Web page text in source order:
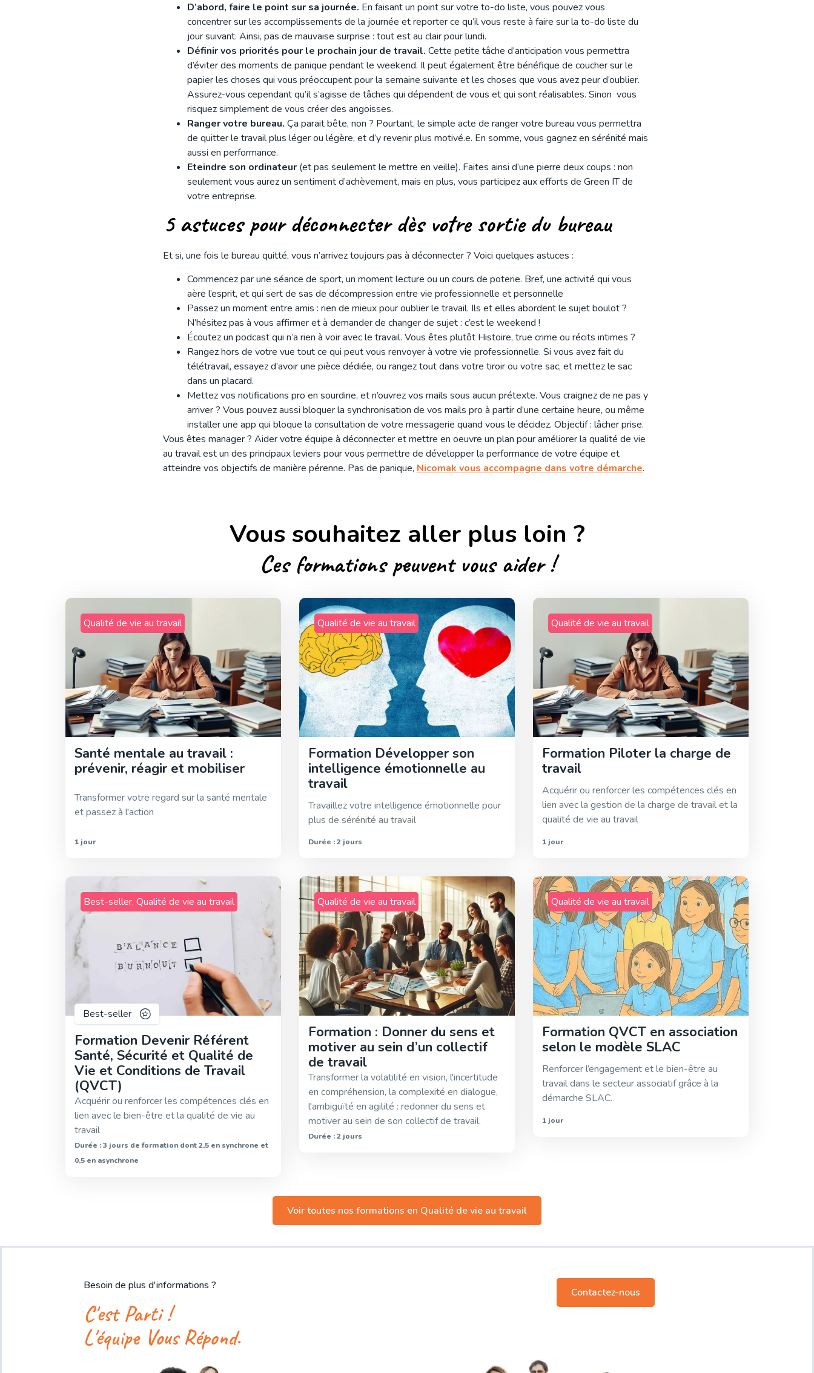
D’abord, faire le point sur sa journée. En faisant un point sur votre to-do liste, vous pouvez vous
concentrer sur les accomplissements de la journée et reporter ce qu’il vous reste à faire sur la to-do liste du
jour suivant. Ainsi, pas de mauvaise surprise : tout est au clair pour lundi.
Définir vos priorités pour le prochain jour de travail. Cette petite tâche d’anticipation vous permettra
d’éviter des moments de panique pendant le weekend. Il peut également être bénéfique de coucher sur le
papier les choses qui vous préoccupent pour la semaine suivante et les choses que vous avez peur d’oublier.
Assurez-vous cependant qu’il s’agisse de tâches qui dépendent de vous et qui sont réalisables. Sinon vous
risquez simplement de vous créer des angoisses.
Ranger votre bureau. Ça parait bête, non ? Pourtant, le simple acte de ranger votre bureau vous permettra
de quitter le travail plus léger ou légère, et d’y revenir plus motivé.e. En somme, vous gagnez en sérénité mais
aussi en performance.
Eteindre son ordinateur(et pas seulement le mettre en veille). Faites ainsi d’une pierre deux coups : non
seulement vous aurez un sentiment d’achèvement, mais en plus, vous participez aux efforts de Green IT de
votre entreprise.
5 astuces pour déconnecter dès votre sortie du bureau
Et si, une fois le bureau quitté, vous n’arrivez toujours pas à déconnecter ? Voici quelques astuces :
Commencez par une séance de sport, un moment lecture ou un cours de poterie. Bref, une activité qui vous
aère l’esprit, et qui sert de sas de décompression entre vie professionnelle et personnelle
Passez un moment entre amis : rien de mieux pour oublier le travail. Ils et elles abordent le sujet boulot ?
N’hésitez pas à vous affirmer et à demander de changer de sujet : c’est le weekend !
Écoutez un podcast qui n’a rien à voir avec le travail. Vous êtes plutôt Histoire, true crime ou récits intimes ?
Rangez hors de votre vue tout ce qui peut vous renvoyer à votre vie professionnelle. Si vous avez fait du
télétravail, essayez d’avoir une pièce dédiée, ou rangez tout dans votre tiroir ou votre sac, et mettez le sac
dans un placard.
Mettez vos notifications pro en sourdine, et n’ouvrez vos mails sous aucun prétexte. Vous craignez de ne pas y
arriver ? Vous pouvez aussi bloquer la synchronisation de vos mails pro à partir d’une certaine heure, ou même
installer une app qui bloque la consultation de votre messagerie quand vous le décidez. Objectif : lâcher prise.
Vous êtes manager ? Aider votre équipe à déconnecter et mettre en oeuvre un plan pour améliorer la qualité de vie
au travail est un des principaux leviers pour vous permettre de développer la performance de votre équipe et
atteindre vos objectifs de manière pérenne. Pas de panique, Nicomak vous accompagne dans votre démarche.
Vous souhaitez aller plus loin ?
Ces formations peuvent vous aider !
Qualité de vie au travail
Santé mentale au travail :
prévenir, réagir et mobiliser
Transformer votre regard sur la santé mentale
et passez à l'action
1 jour
Qualité de vie au travail
Formation Développer son
intelligence émotionnelle au
travail
Travaillez votre intelligence émotionnelle pour
plus de sérénité au travail
Durée : 2 jours
Qualité de vie au travail
Formation Piloter la charge de
travail
Acquérir ou renforcer les compétences clés en
lien avec la gestion de la charge de travail et la
qualité de vie au travail
1 jour
Best-seller, Qualité de vie au travail
Best-seller
Formation Devenir Référent
Santé, Sécurité et Qualité de
Vie et Conditions de Travail
(QVCT)
Acquérir ou renforcer les compétences clés en
lien avec le bien-être et la qualité de vie au
travail
Durée : 3 jours de formation dont 2,5 en synchrone et
0,5 en asynchrone
Qualité de vie au travail
Formation : Donner du sens et
motiver au sein d’un collectif
de travail
Transformer la volatilité en vision, l'incertitude
en compréhension, la complexité en dialogue,
l'ambiguïté en agilité : redonner du sens et
motiver au sein de son collectif de travail.
Durée : 2 jours
Qualité de vie au travail
Formation QVCT en association
selon le modèle SLAC
Renforcer l’engagement et le bien-être au
travail dans le secteur associatif grâce à la
démarche SLAC.
1 jour
Voir toutes nos formations en Qualité de vie au travail
Besoin de plus d'informations ?
C'est Parti !
L'équipe Vous Répond.
Contactez-nous